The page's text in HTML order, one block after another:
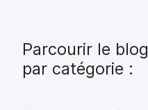
Parcourir le blog
par catégorie :